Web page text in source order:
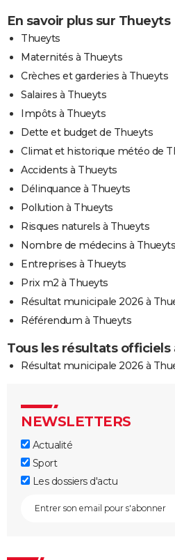
En savoir plus sur Thueyts
Thueyts
Maternités à Thueyts
Crèches et garderies à Thueyts
Salaires à Thueyts
Impôts à Thueyts
Dette et budget de Thueyts
Climat et historique météo de
Accidents à Thueyts
Délinquance à Thueyts
Pollution à Thueyts
Risques naturels à Thueyts
Nombre de médecins à Thueyts
Entreprises à Thueyts
Prix m2 à Thueyts
Résultat municipale 2026 à
Référendum à Thueyts
Tous les résultats officiels
Résultat municipale 2026 à
NEWSLETTERS
Actualité
Sport
Les dossiers d'actu